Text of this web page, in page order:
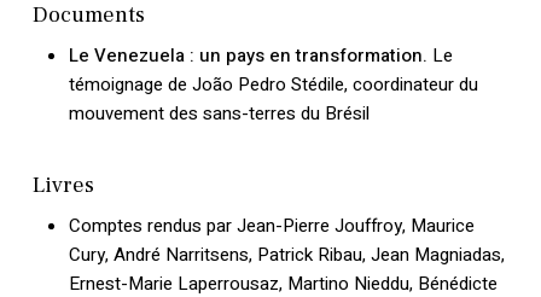
Votre panier est vide.
Documents
Le Venezuela : un pays en transformation. Le
témoignage de João Pedro Stédile, coordinateur du
mouvement des sans-terres du Brésil
Livres
Comptes rendus par Jean-Pierre Jouffroy, Maurice
Cury, André Narritsens, Patrick Ribau, Jean Magniadas,
Ernest-Marie Laperrousaz, Martino Nieddu, Bénédicte